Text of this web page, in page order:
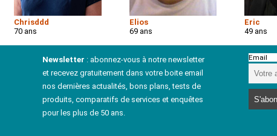
Chrisddd
70 ans
Elios
69 ans
Eric
49 ans
Newsletter : abonnez-vous à notre newsletter
et recevez gratuitement dans votre boite email
nos dernières actualités, bons plans, tests de
produits, comparatifs de services et enquêtes
pour les plus de 50 ans.
Email